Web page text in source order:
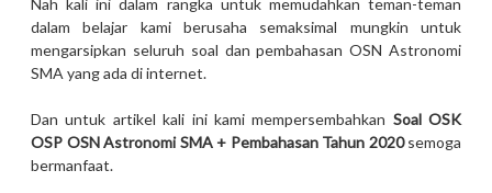
Nah kali ini dalam rangka untuk memudahkan teman-teman
dalam belajar kami berusaha semaksimal mungkin untuk
mengarsipkan seluruh soal dan pembahasan OSN Astronomi
SMA yang ada di internet.
Dan untuk artikel kali ini kami mempersembahkan Soal OSK
OSP OSN Astronomi SMA + Pembahasan Tahun 2020semoga
bermanfaat.